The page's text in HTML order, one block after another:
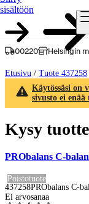
sisältöön
00220 Helsingin
Etusivu / Tuote 437258
Käytössäsi on
sivusto ei
Kysy
PRObalans C-
Poistotuote
437258PRObalans C-
Ei arvosanaa